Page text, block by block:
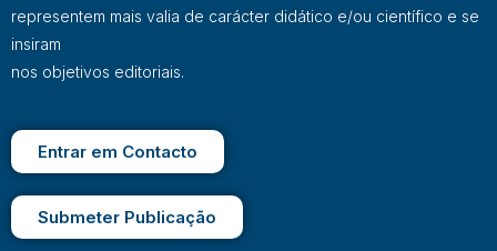
representem mais valia de carácter didático e/ou científico e se
insiram
nos objetivos editoriais.
Entrar em Contacto
Submeter Publicação